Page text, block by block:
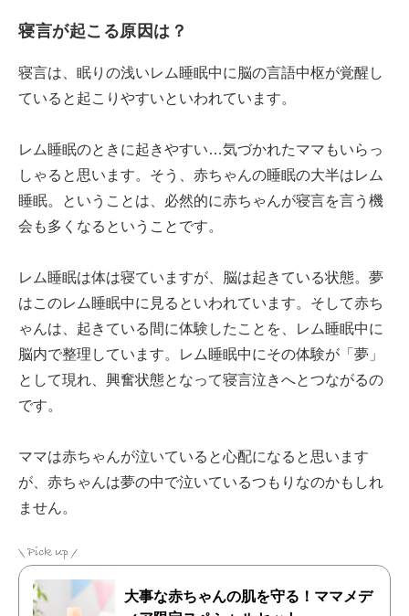
寝言が起こる原因は？
寝言は、眠りの浅いレム睡眠中に脳の言語中枢が覚醒し
ていると起こりやすいといわれています。
レム睡眠のときに起きやすい…気づかれたママもいらっ
しゃると思います。そう、赤ちゃんの睡眠の大半はレム
睡眠。ということは、必然的に赤ちゃんが寝言を言う機
会も多くなるということです。
レム睡眠は体は寝ていますが、脳は起きている状態。夢
はこのレム睡眠中に見るといわれています。そして赤ち
ゃんは、起きている間に体験したことを、レム睡眠中に
脳内で整理しています。レム睡眠中にその体験が「夢」
として現れ、興奮状態となって寝言泣きへとつながるの
です。
ママは赤ちゃんが泣いていると心配になると思います
が、赤ちゃんは夢の中で泣いているつもりなのかもしれ
ません。
大事な赤ちゃんの肌を守る！ママメデ